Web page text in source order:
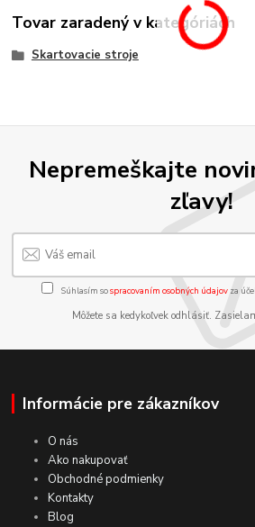
Tovar zaradený v kategóriách
Skartovacie stroje
Nepremeškajte
zľavy!
Súhlasím sospracovaním osobných údajov za
Môžete sa kedykoľvek odhlásiť.
Informácie pre zákazníkov
O nás
Ako nakupovať
Obchodné podmienky
Kontakty
Blog